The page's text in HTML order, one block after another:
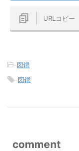
URLコピー
-図鑑
-図鑑
comment